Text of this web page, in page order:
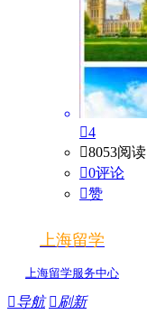
4
8053阅读
0评论
赞
上海留学
上海留学服务中心
导航 刷新